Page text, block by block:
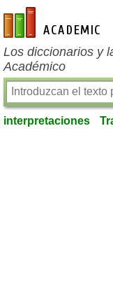
es-academic.com
Los diccionarios y
Académico
interpretaciones